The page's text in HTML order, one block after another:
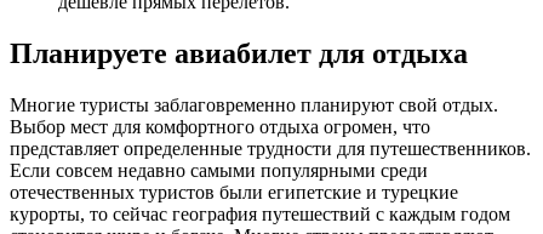
Планируете авиабилет для отдыха
Многие туристы заблаговременно планируют свой отдых.
Выбор мест для комфортного отдыха огромен, что
представляет определенные трудности для путешественников.
Если совсем недавно самыми популярными среди
отечественных туристов были египетские и турецкие
курорты, то сейчас география путешествий с каждым годом